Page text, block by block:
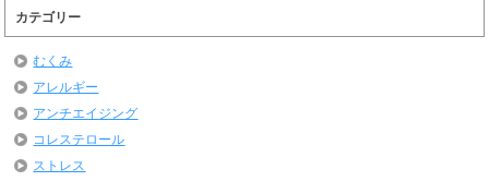
カテゴリー
むくみ
アレルギー
アンチエイジング
コレステロール
ストレス